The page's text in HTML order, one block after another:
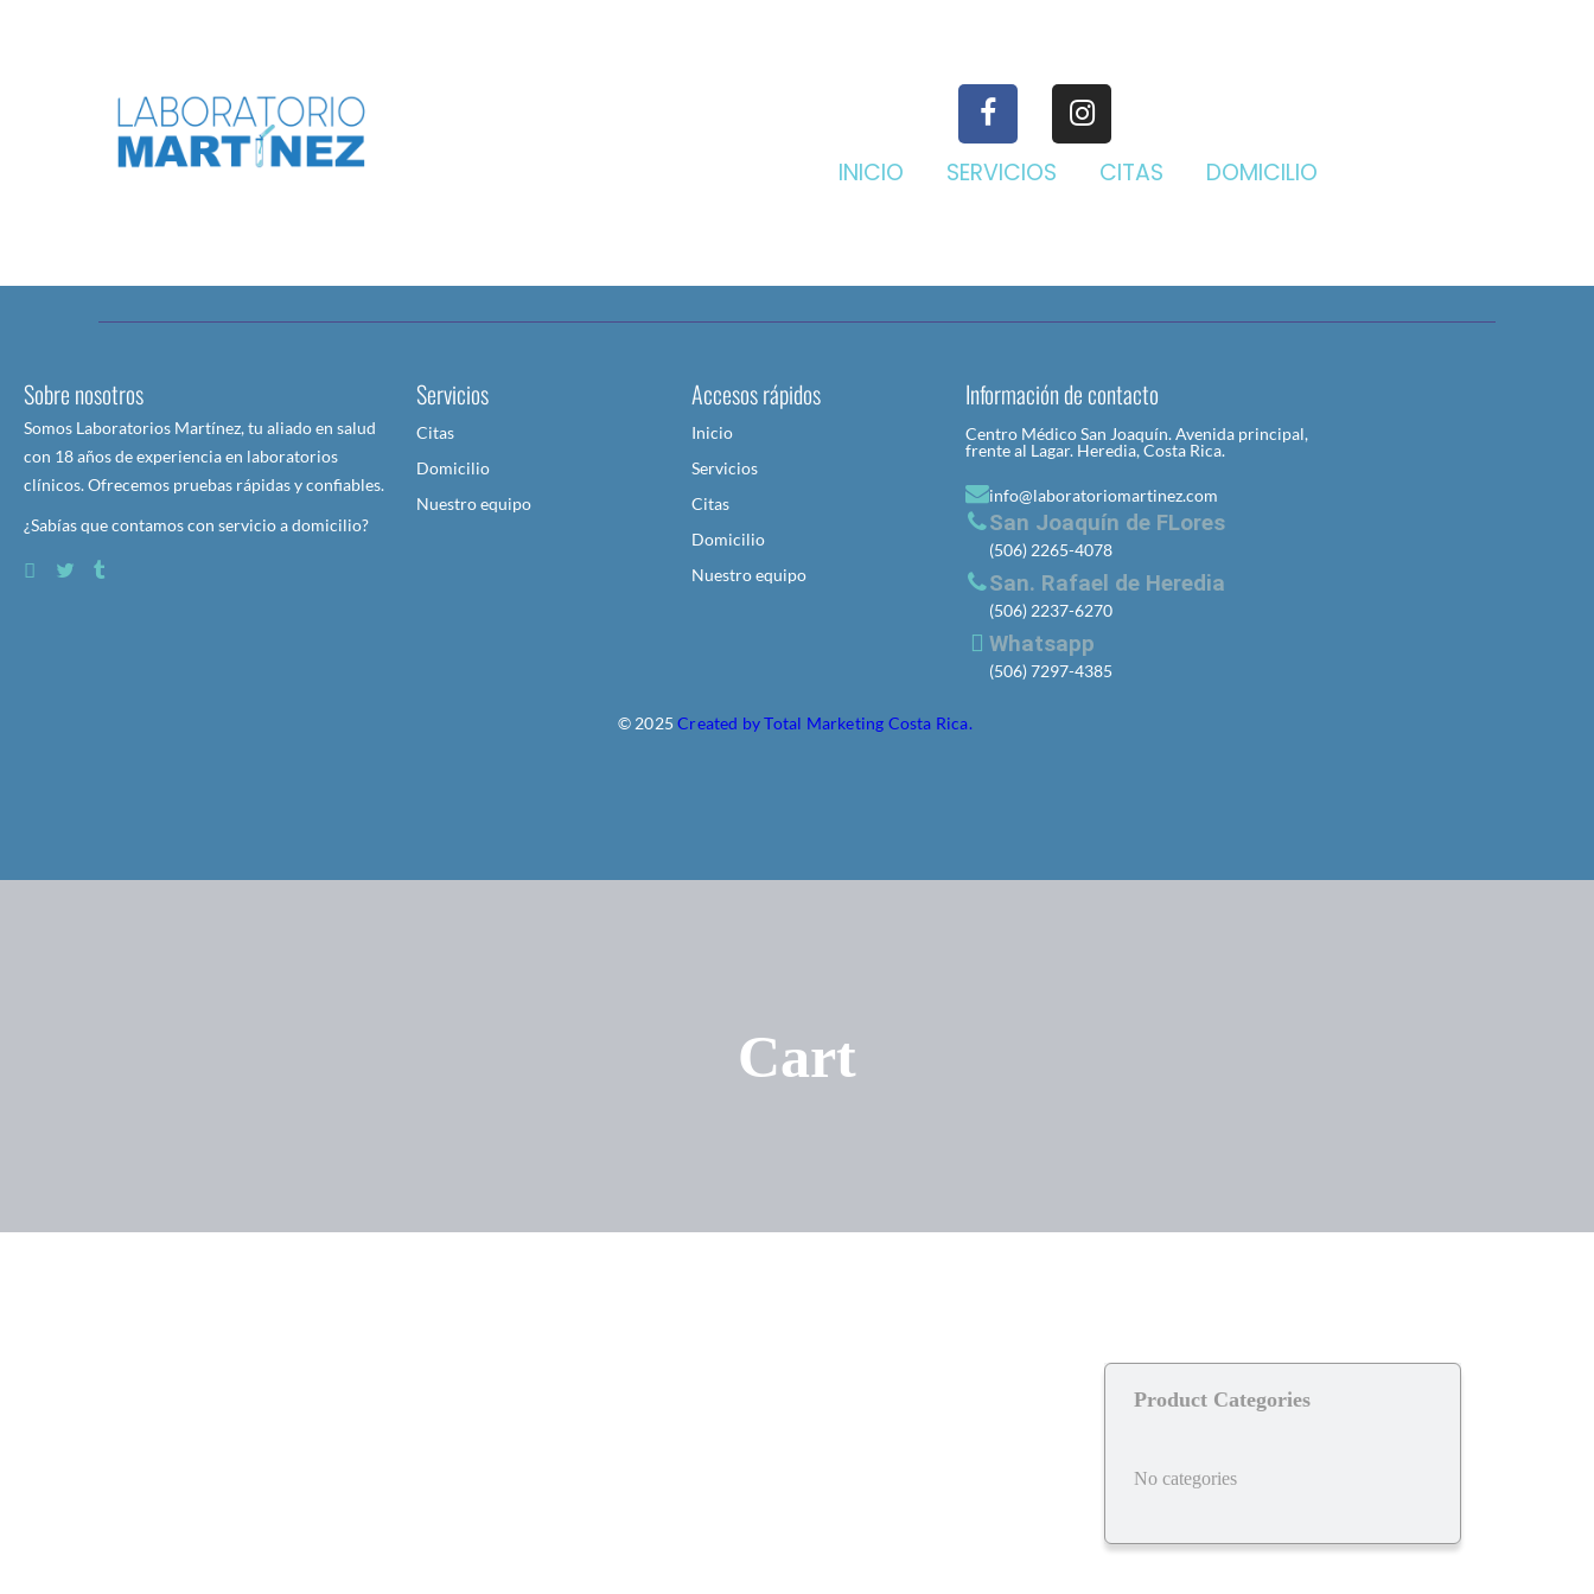
INICIO SERVICIOS CITAS DOMICILIO
Sobre nosotros
Somos Laboratorios Martínez, tu aliado en salud
con 18 años de experiencia en laboratorios
clínicos. Ofrecemos pruebas rápidas y confiables.
¿Sabías que contamos con servicio a domicilio?
Servicios
Citas
Domicilio
Nuestro equipo
Accesos rápidos
Inicio
Servicios
Citas
Domicilio
Nuestro equipo
Información de contacto
Centro Médico San Joaquín. Avenida principal,
frente al Lagar. Heredia, Costa Rica.
info@laboratoriomartinez.com
San Joaquín de FLores
(506) 2265-4078
San. Rafael de Heredia
(506) 2237-6270
Whatsapp
(506) 7297-4385
© 2025 Created by Total Marketing Costa Rica.
Cart
Product Categories
No categories